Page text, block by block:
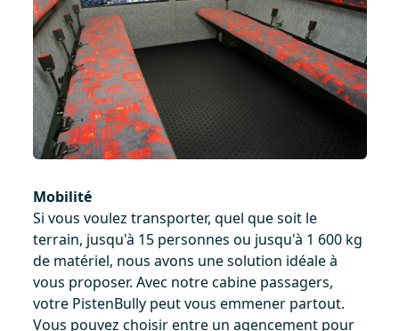
Mobilité
Si vous voulez transporter, quel que soit le
terrain, jusqu'à 15 personnes ou jusqu'à 1 600 kg
de matériel, nous avons une solution idéale à
vous proposer. Avec notre cabine passagers,
votre PistenBully peut vous emmener partout.
Vous pouvez choisir entre un agencement pour